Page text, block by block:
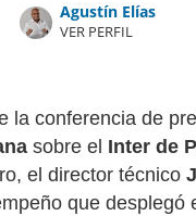
Agustín Elías
VER PERFIL
la conferencia de
sobre el Inter de
el director técnico
que desplegó